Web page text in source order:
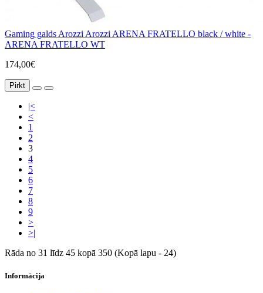
Gaming galds Arozzi Arozzi ARENA FRATELLO black / white -
ARENA FRATELLO WT
174,00€
Pirkt
|<
<
1
2
3
4
5
6
7
8
9
>
>|
Rāda no 31 līdz 45 kopā 350 (Kopā lapu - 24)
Informācija